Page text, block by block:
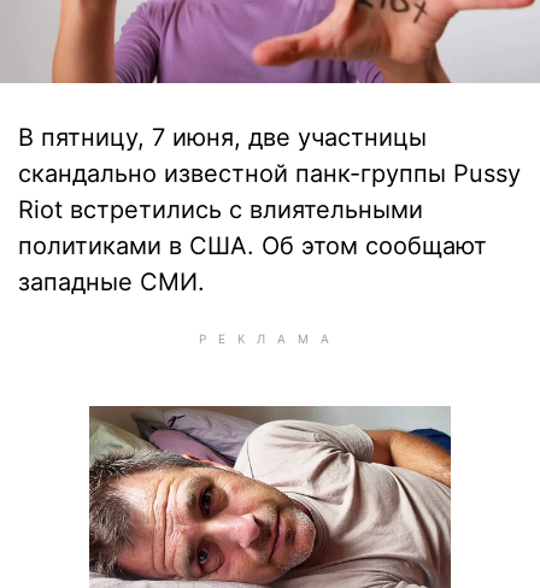
В пятницу, 7 июня, две участницы
скандально известной панк-группы Pussy
Riot встретились с влиятельными
политиками в США. Об этом сообщают
западные СМИ.